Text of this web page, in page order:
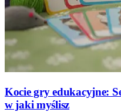
Kocie gry edukacyjne:
w jaki myślisz